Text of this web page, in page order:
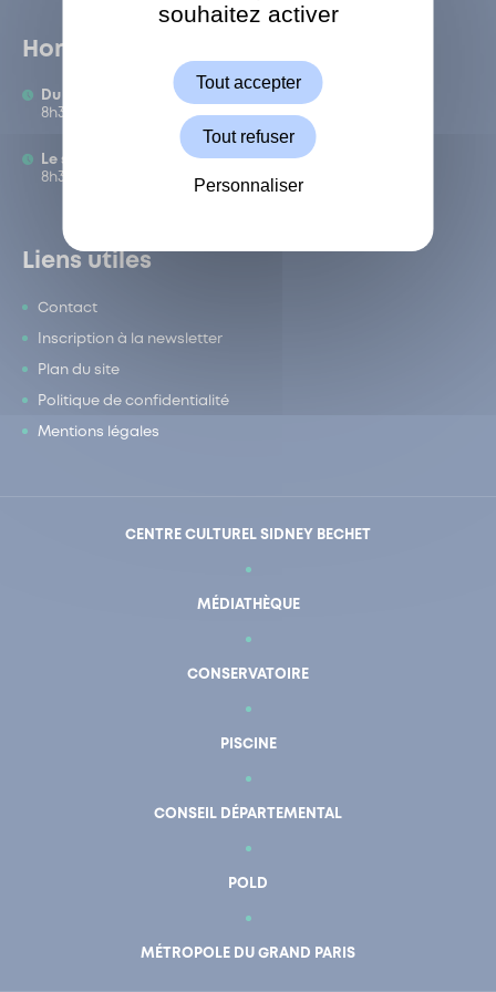
Horaires
Du lundi au vendredi :
8h30-12h/13h-17h
Le samedi :
8h30-12h
Liens utiles
Contact
Inscription à la newsletter
Plan du site
Politique de confidentialité
Mentions légales
CENTRE CULTUREL SIDNEY BECHET
MÉDIATHÈQUE
CONSERVATOIRE
PISCINE
CONSEIL DÉPARTEMENTAL
POLD
MÉTROPOLE DU GRAND PARIS
En un clic Mon compte
ShareThis est désactivé.
souhaitez activer
Tout accepter
Tout refuser
Personnaliser